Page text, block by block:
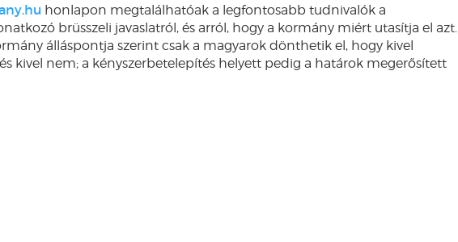
honlapon megtalálhatóak a legfontosabb tudnivalók a
brüsszeli javaslatról, és arról, hogy a kormány miért utasítja el azt.
álláspontja szerint csak a magyarok dönthetik el, hogy kivel
kivel nem; a kényszerbetelepítés helyett pedig a határok megerősített